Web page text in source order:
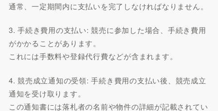
通常、一定期間内に支払いを完了しなければなりません。
3. 手続き費用の支払い: 競売に参加した場合、手続き費用
がかかることがあります。
これには手数料や登録代行費などが含まれます。
4. 競売成立通知の受領: 手続き費用の支払い後、競売成立
通知を受け取ります。
この通知書には落札者の名前や物件の詳細が記載されてい